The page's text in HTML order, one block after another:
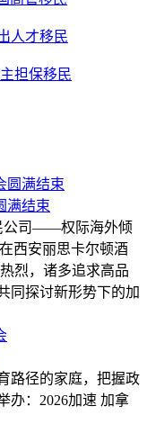
人才移民
担保移民
满结束
公司——权际海外倾
西安丽思卡尔顿酒
烈，诸多追求高品
同探讨新形势下的加
路径的家庭，把握政
办：2026加速 加拿